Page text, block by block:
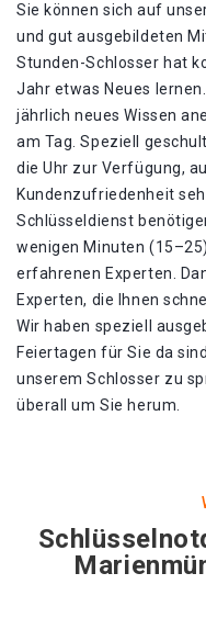
Sie können sich auf
und gut ausgebildeten
Stunden-Schlosser hat
Jahr etwas Neues
jährlich neues Wissen
am Tag. Speziell
die Uhr zur Verfügung,
Kundenzufriedenheit
Schlüsseldienst
wenigen Minuten
erfahrenen Experten.
Experten, die Ihnen
Wir haben speziell
Feiertagen für Sie da
unserem Schlosser zu
überall um Sie herum.